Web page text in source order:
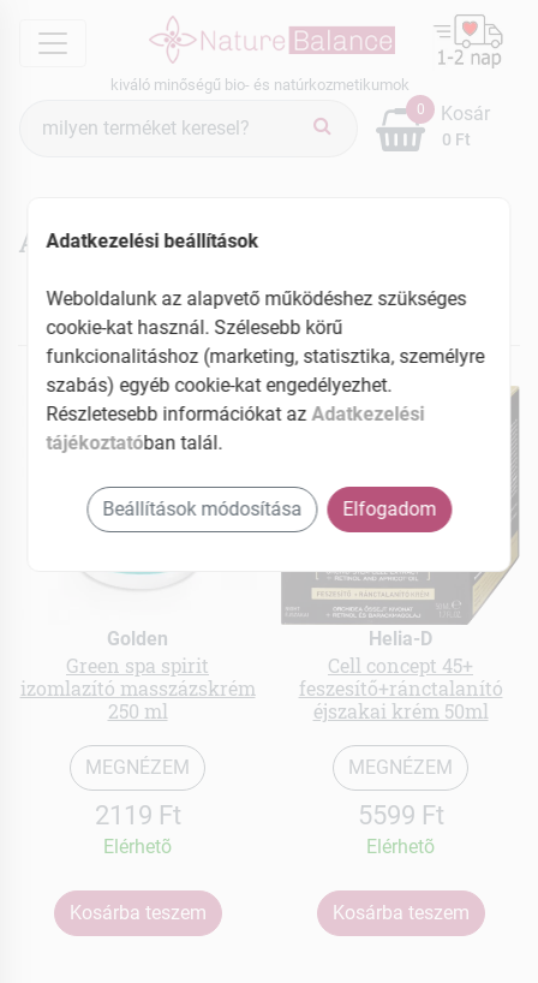
menu
kiváló minőségű bio- és natúrkozmetikumok
keresés
0
0 Ft
Kosár
Aloe termékek
NEKED AJÁNLJUK
Golden
Green spa spirit
izomlazító masszázskrém
250 ml
MEGNÉZEM
2119 Ft
Elérhetõ
Kosárba teszem
Helia-D
Cell concept 45+
feszesítő+ránctalanító
éjszakai krém 50ml
MEGNÉZEM
5599 Ft
Elérhetõ
Kosárba teszem
Adatkezelési beállítások
Weboldalunk az alapvető működéshez szükséges
cookie-kat használ. Szélesebb körű
funkcionalitáshoz (marketing, statisztika, személyre
szabás) egyéb cookie-kat engedélyezhet.
Részletesebb információkat azAdatkezelési
tájékoztatóban talál.
Beállítások módosítása Elfogadom